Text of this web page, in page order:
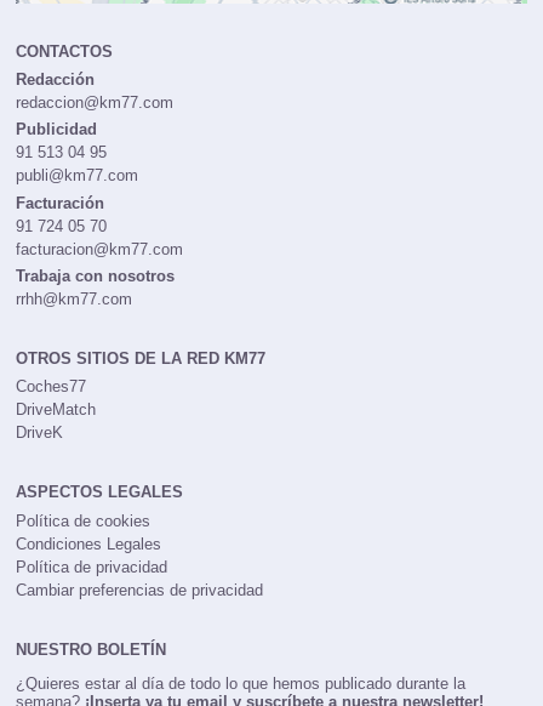
CONTACTOS
Redacción
redaccion@km77.com
Publicidad
91 513 04 95
publi@km77.com
Facturación
91 724 05 70
facturacion@km77.com
Trabaja con nosotros
rrhh@km77.com
OTROS SITIOS DE LA RED KM77
Coches77
DriveMatch
DriveK
ASPECTOS LEGALES
Política de cookies
Condiciones Legales
Política de privacidad
Cambiar preferencias de privacidad
NUESTRO BOLETÍN
¿Quieres estar al día de todo lo que hemos publicado durante la
semana? ¡Inserta ya tu email y suscríbete a nuestra newsletter!